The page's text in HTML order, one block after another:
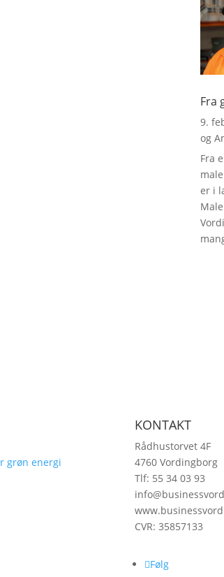
Fra
9.
og
Fra
er i
grøn energi
KONTAKT
Rådhustorvet 4F
4760 Vordingborg
Tlf: 55 34 03 93
CVR: 35857133
Følg